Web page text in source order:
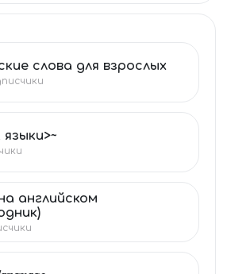
слова для взрослых
языки>~
английском